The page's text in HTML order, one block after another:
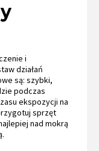
i
działań
są: szybki,
podczas
ekspozycji na
sprzęt
nad mokrą